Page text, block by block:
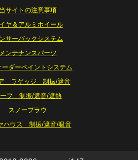
当サイトの注意事項
ヤ＆アルミホイール
サーバックシステム
メンテナンスパーツ
ーダーペイントシステム
ラゲッジ 制振/遮音
フ 制振/遮音/遮熱
スノープラウ
ハウス 制振/遮音/吸音